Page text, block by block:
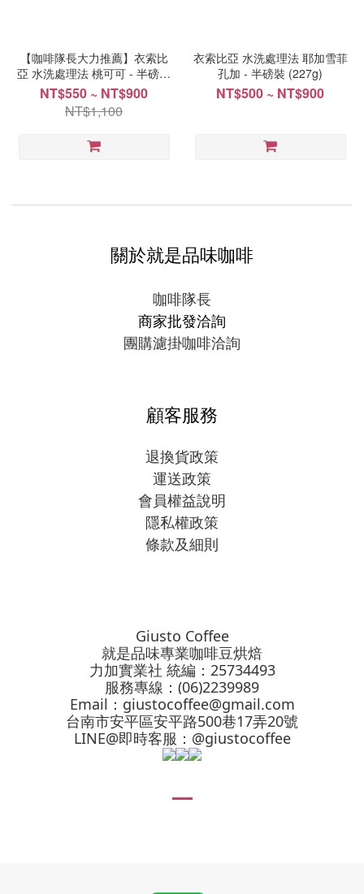
【咖啡隊長大力推薦】衣索比
亞 水洗處理法 桃可可 - 半磅裝
(227g) 【甜蜜風格，CP值破
表】
NT$550 ~ NT$900
NT$1,100
衣索比亞 水洗處理法 耶加雪菲
孔加 - 半磅裝 (227g)
NT$500 ~ NT$900
關於就是品味咖啡
咖啡隊長
商家批發洽詢
團購濾掛咖啡洽詢
顧客服務
退換貨政策
運送政策
會員權益說明
隱私權政策
條款及細則
Giusto Coffee
就是品味專業咖啡豆烘焙
力加實業社 統編：25734493
服務專線：(06)2239989
Email： giustocoffee@gmail.com
台南市安平區安平路500巷17弄20號
LINE@即時客服：@giustocoffee